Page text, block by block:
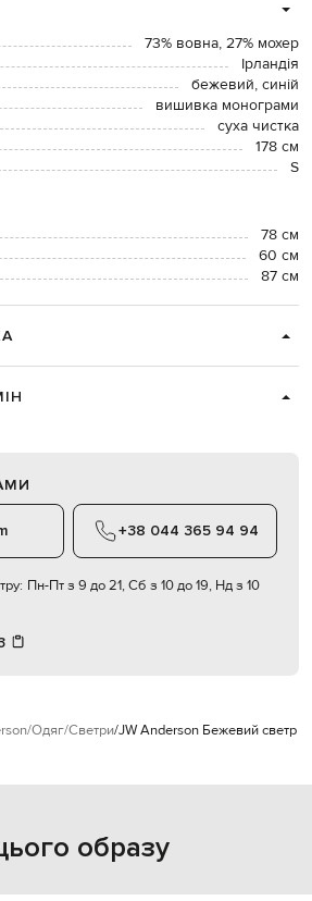
73% вовна, 27% мохер
Ірландія
бежевий, синій
вишивка монограми
суха чистка
178 см
S
78 см
60 см
87 см
+38 044 365 94 94
Пн-Пт з 9 до 21, Сб з 10 до 19, Нд з 10
Одяг Светри JW Anderson Бежевий светр з
образу